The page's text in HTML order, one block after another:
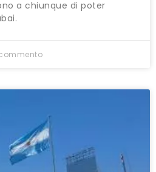
a chiunque di poter